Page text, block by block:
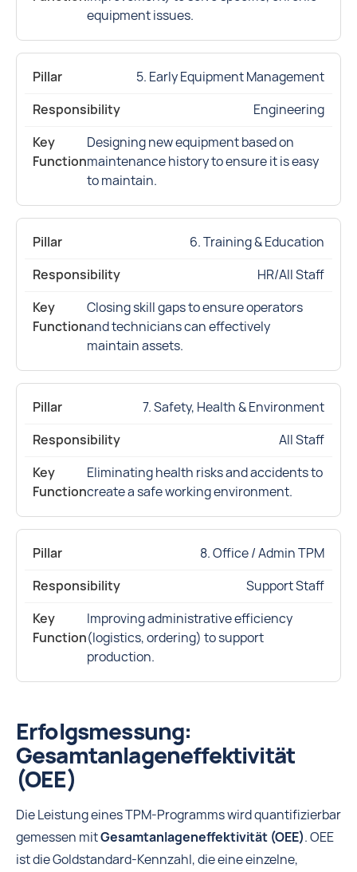
equipment issues.
5. Early Equipment Management
Engineering
Designing new equipment based on
maintenance history to ensure it is easy
to maintain.
6. Training & Education
HR/All Staff
Closing skill gaps to ensure operators
and technicians can effectively
maintain assets.
7. Safety, Health & Environment
All Staff
Eliminating health risks and accidents to
create a safe working environment.
8. Office / Admin TPM
Support Staff
Improving administrative efficiency
(logistics, ordering) to support
production.
Erfolgsmessung:
Gesamtanlageneffektivität
(OEE)
Die Leistung eines TPM-Programms wird quantifizierbar
gemessen mitGesamtanlageneffektivität (OEE). OEE
ist die Goldstandard-Kennzahl, die eine einzelne,